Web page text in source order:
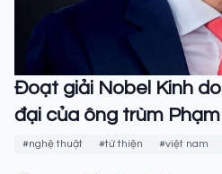
Đoạt giải Nobel Kinh
đại của ông trùm
#nghệ thuật #từ thiện #việt nam